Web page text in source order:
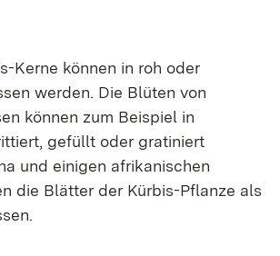
Kerne können in roh oder
werden. Die Blüten von
können zum Beispiel in
gefüllt oder gratiniert
und einigen afrikanischen
die Blätter der Kürbis-Pflanze als